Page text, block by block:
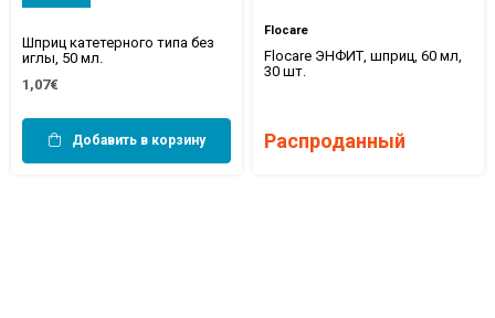
Шприц катетерного типа без
иглы, 50 мл.
1,07€
Добавить в корзину
Flocare
Flocare ЭНФИТ, шприц, 60 мл,
30 шт.
Распроданный